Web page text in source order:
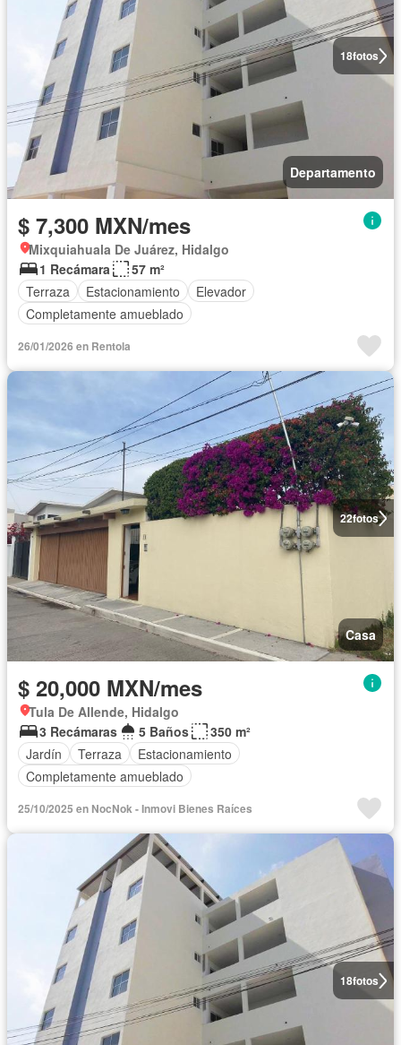
18fotos
Departamento
$ 7,300 MXN/mes
Mixquiahuala De Juárez, Hidalgo
1 Recámara
57 m²
Terraza
Estacionamiento
Elevador
Completamente amueblado
26/01/2026 en Rentola
22fotos
Casa
$ 20,000 MXN/mes
Tula De Allende, Hidalgo
3 Recámaras
5 Baños
350 m²
Jardín
Terraza
Estacionamiento
Completamente amueblado
25/10/2025 en NocNok - Inmovi Bienes Raíces
18fotos